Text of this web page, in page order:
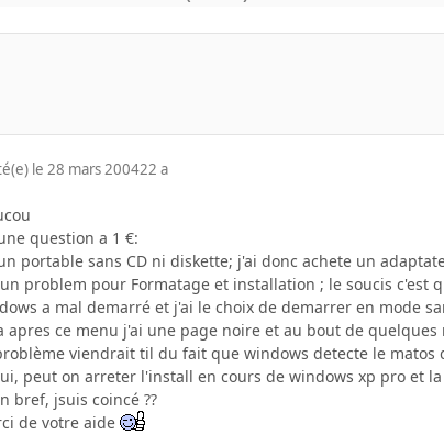
le 28 mars 200422 a
question a 1 €:
portable sans CD ni diskette; j'ai donc achete un
problem pour Formatage et installation ; le soucis
a mal demarré et j'ai le choix de demarrer en mode
apres ce menu j'ai une page noire et au bout de
viendrait til du fait que windows detecte le matos
peut on arreter l'install en cours de windows xp pro et
bref, jsuis coincé ??
de votre aide